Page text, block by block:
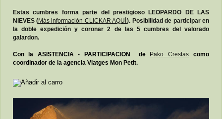
Estas cumbres forma parte del prestigioso LEOPARDO DE LAS
NIEVES (Más información CLICKAR AQUÍ ). Posibilidad de participar en
la doble expedición y coronar 2 de las 5 cumbres del valorado
galardon.
Con la ASISTENCIA - PARTICIPACION de Pako Crestas como
coordinador de la agencia Viatges Mon Petit.